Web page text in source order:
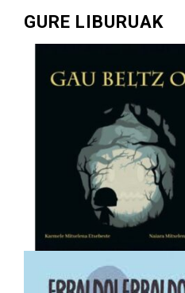
GURE LIBURUAK